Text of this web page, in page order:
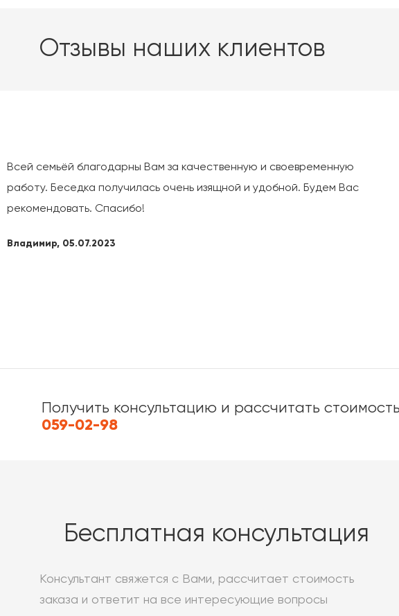
Отзывы наших клиентов
Всей семьёй благодарны Вам за качественную и своевременную
работу. Беседка получилась очень изящной и удобной. Будем Вас
рекомендовать. Спасибо!
Владимир, 05.07.2023
Получить консультацию и рассчитать
059-02-98
Бесплатная консультация
Консультант свяжется с Вами, рассчитает стоимость
заказа и ответит на все интересующие вопросы